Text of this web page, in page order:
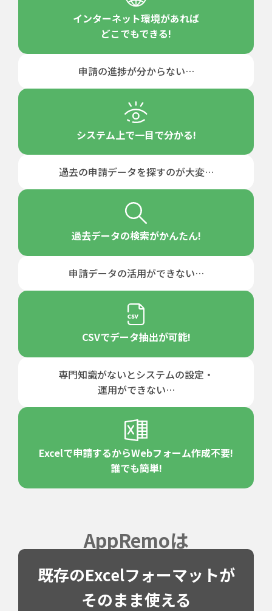
インターネット環境があれば
どこでもできる!
申請の進捗が分からない…
システム上で一目で分かる!
過去の申請データを探すのが大変…
過去データの検索がかんたん!
申請データの活用ができない…
CSVでデータ抽出が可能!
専門知識がないとシステムの設定・
運用ができない…
Excelで申請するからWebフォーム作成不要!
誰でも簡単!
AppRemoは
既存のExcelフォーマットが
そのまま使える